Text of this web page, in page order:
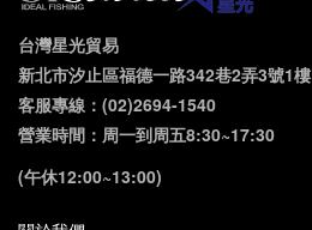
台灣星光貿易
新北市汐止區福德一路342巷2弄3號1樓
客服專線：(02)2694-1540
營業時間：周一到周五8:30~17:30
(午休12:00~13:00)